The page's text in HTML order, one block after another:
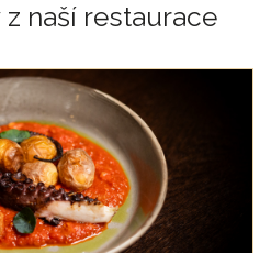
z naší restaurace